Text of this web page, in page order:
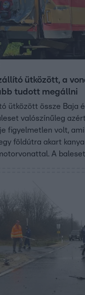
ütközött, a
tudott megállni
ütközött össze Baja
valószínűleg
figyelmetlen volt,
földútra akart
A